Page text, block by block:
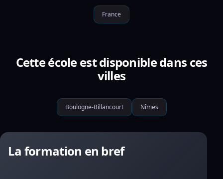
France
Cette école est disponible dans ces
villes
Boulogne-Billancourt Nîmes
La formation en bref